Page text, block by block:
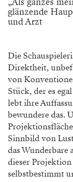
glänzende
und Arzt
Die
Direktheit,
von
Stück, der es
lebt ihre
bewundere das.
Sinnbild von
das Wunderbare
dieser
selbstbestimmt